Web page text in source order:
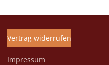
Vertrag widerrufen
Impressum